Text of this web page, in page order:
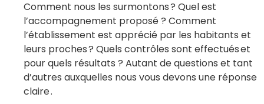
Comment nous les surmontons ? Quel est
l’accompagnement proposé ? Comment
l’établissement est apprécié par les habitants et
leurs proches ? Quels contrôles sont effectués et
pour quels résultats ? Autant de questions et tant
d’autres auxquelles nous vous devons une réponse
claire .